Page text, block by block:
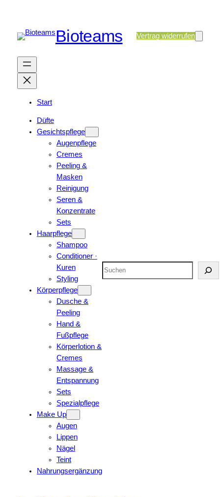
Bioteams Vertrag widerrufen
Start
Düfte
Gesichtspflege
Augenpflege
Cremes
Peeling &
Masken
Reinigung
Seren &
Konzentrate
Sets
Haarpflege
Shampoo
Conditioner ·
Kuren
Styling
Körperpflege
Dusche &
Peeling
Hand &
Fußpflege
Körperlotion &
Cremes
Massage &
Entspannung
Sets
Spezialpflege
Make Up
Augen
Lippen
Nägel
Teint
Nahrungsergänzung
Suchen